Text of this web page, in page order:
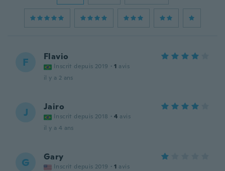
F Flavio
Inscrit depuis 2019 · 1 avis
il y a 2 ans
J Jairo
Inscrit depuis 2018 · 4 avis
il y a 4 ans
G Gary
Inscrit depuis 2019 · 1 avis